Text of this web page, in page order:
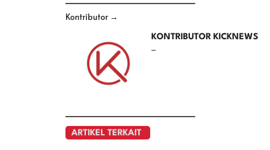
Kontributor →
KONTRIBUTOR KICKNEWS
–
ARTIKEL TERKAIT